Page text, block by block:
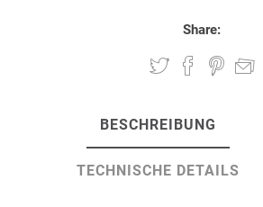
Share:
BESCHREIBUNG
TECHNISCHE DETAILS